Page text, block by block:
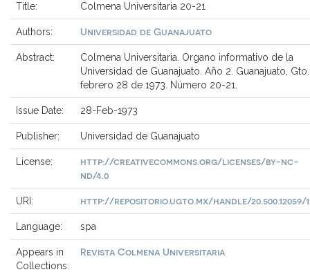
Title: Colmena Universitaria 20-21
Authors: Universidad de Guanajuato
Abstract:
Colmena Universitaria. Organo informativo de la
Universidad de Guanajuato. Año 2. Guanajuato,
febrero 28 de 1973. Número 20-21.
Issue Date: 28-Feb-1973
Publisher: Universidad de Guanajuato
License:
http://creativecommons.org/licenses/by-nc-
nd/4.0
URI: http://repositorio.ugto.mx/handle/20.500.12059/
Language: spa
Appears in
Collections:
Revista Colmena Universitaria